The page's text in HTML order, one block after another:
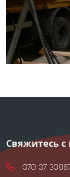
Свяжитесь
+370 37